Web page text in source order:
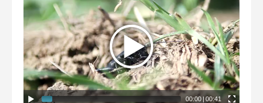
00:00 | 00:41